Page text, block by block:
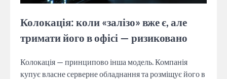
Колокація: коли «залізо» вже є, але
тримати його в офісі — ризиковано
Колокація — принципово інша модель. Компанія
купує власне серверне обладнання та розміщує його в